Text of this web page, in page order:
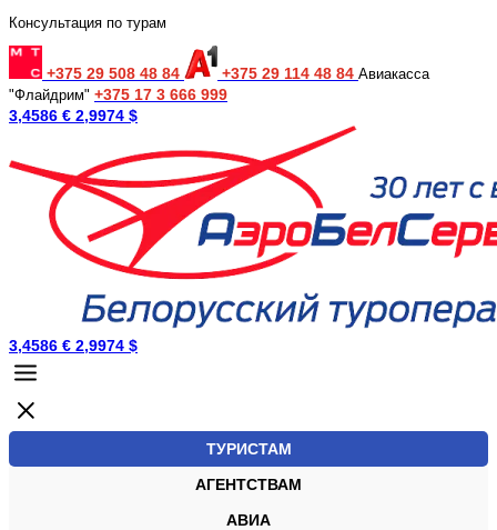
Консультация по турам
+375 29 508 48 84 +375 29 114 48 84 Авиакасса
"Флайдрим" +375 17 3 666 999
3,4586 € 2,9974 $
3,4586 € 2,9974 $
ТУРИСТАМ
АГЕНТСТВАМ
АВИА